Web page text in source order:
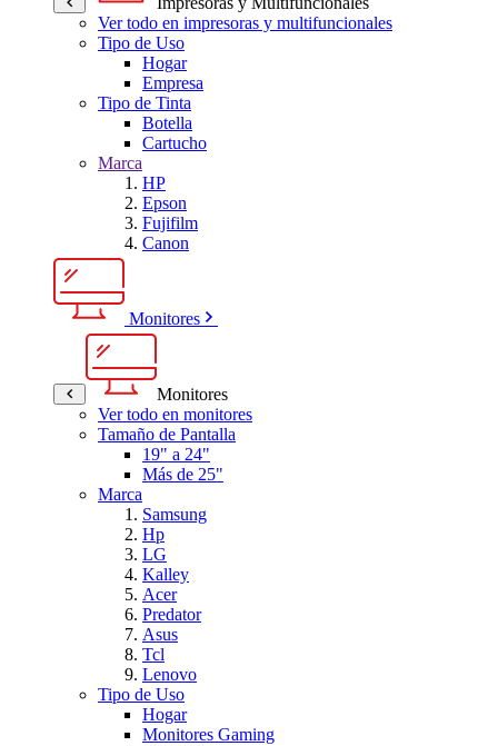
Ver todo en impresoras y multifuncionales
Tipo de Uso
Hogar
Empresa
Tipo de Tinta
Botella
Cartucho
Marca
HP
Epson
Fujifilm
Canon
Monitores
Monitores
Ver todo en monitores
Tamaño de Pantalla
19" a 24"
Más de 25"
Marca
Samsung
Hp
LG
Kalley
Acer
Predator
Asus
Tcl
Lenovo
Tipo de Uso
Hogar
Monitores Gaming